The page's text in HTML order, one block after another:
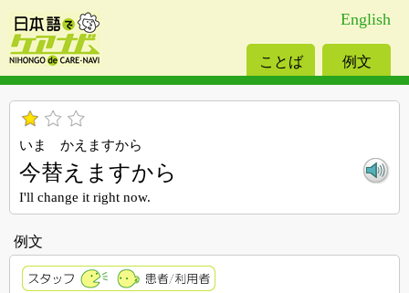
English
ことば 例文
いま かえますから
今替えますから
I'll change it right now.
例文